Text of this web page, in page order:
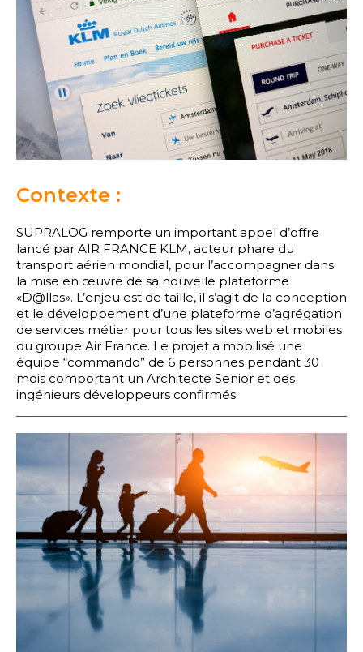
Contexte :
SUPRALOG remporte un important appel d’offre
lancé par AIR FRANCE KLM, acteur phare du
transport aérien mondial, pour l’accompagner dans
la mise en œuvre de sa nouvelle plateforme
«D@llas». L’enjeu est de taille, il s’agit de la conception
et le développement d’une plateforme d’agrégation
de services métier pour tous les sites web et mobiles
du groupe Air France. Le projet a mobilisé une
équipe “commando” de 6 personnes pendant 30
mois comportant un Architecte Senior et des
ingénieurs développeurs confirmés.